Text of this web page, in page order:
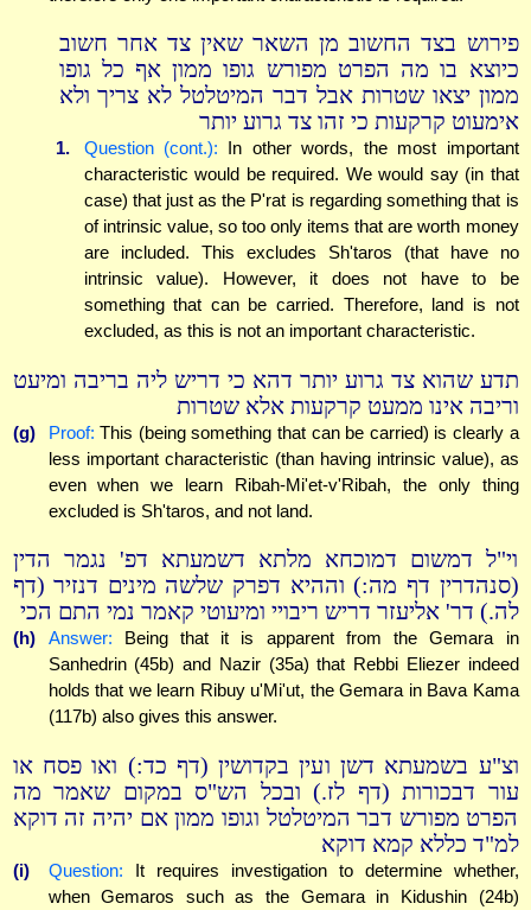
פירוש בצד החשוב מן השאר שאין צד אחר חשוב
כיוצא בו מה הפרט מפורש גופו ממון אף כל גופו
ממון יצאו שטרות אבל דבר המיטלטל לא צריך ולא
אימעוט קרקעות כי זהו צד גרוע יותר
1. Question (cont.): In other words, the most important
characteristic would be required. We would say (in that
case) that just as the P'rat is regarding something that is
of intrinsic value, so too only items that are worth money
are included. This excludes Sh'taros (that have no
intrinsic value). However, it does not have to be
something that can be carried. Therefore, land is not
excluded, as this is not an important characteristic.
תדע שהוא צד גרוע יותר דהא כי דריש ליה בריבה ומיעט
וריבה אינו ממעט קרקעות אלא שטרות
(g) Proof: This (being something that can be carried) is clearly a
less important characteristic (than having intrinsic value), as
even when we learn Ribah-Mi'et-v'Ribah, the only thing
excluded is Sh'taros, and not land.
וי"ל דמשום דמוכחא מלתא דשמעתא דפ' נגמר הדין
(סנהדרין דף מה:) וההיא דפרק שלשה מינים דנזיר (דף
לה.) דר' אליעזר דריש ריבויי ומיעוטי קאמר נמי התם הכי
(h) Answer: Being that it is apparent from the Gemara in
Sanhedrin (45b) and Nazir (35a) that Rebbi Eliezer indeed
holds that we learn Ribuy u'Mi'ut, the Gemara in Bava Kama
(117b) also gives this answer.
וצ"ע בשמעתא דשן ועין בקדושין (דף כד:) ואו פסח או
עור דבכורות (דף לז.) ובכל הש"ס במקום שאמר מה
הפרט מפורש דבר המיטלטל וגופו ממון אם יהיה זה דוקא
למ"ד כללא קמא דוקא
(i) Question: It requires investigation to determine whether,
when Gemaros such as the Gemara in Kidushin (24b)